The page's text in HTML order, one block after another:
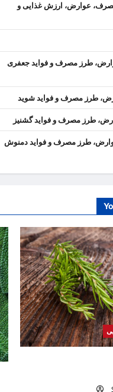
عوارض، ارزش غذایی و
طرز مصرف و فواید جعفری
طرز مصرف و فواید شوید
طرز مصرف و فواید گشنیز
طرز مصرف و فواید دمنوش